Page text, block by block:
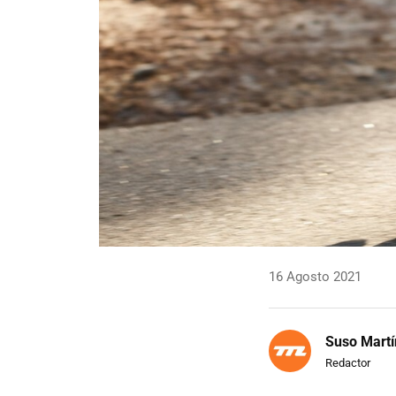
16 Agosto 2021
Suso
Redactor